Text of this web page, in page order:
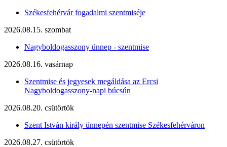
Székesfehérvár fogadalmi szentmiséje
2026.08.15. szombat
Nagyboldogasszony ünnep - szentmise
2026.08.16. vasárnap
Szentmise és jegyesek megáldása az Ercsi
Nagyboldogasszony-napi búcsún
2026.08.20. csütörtök
Szent István király ünnepén szentmise Székesfehérváron
2026.08.27. csütörtök